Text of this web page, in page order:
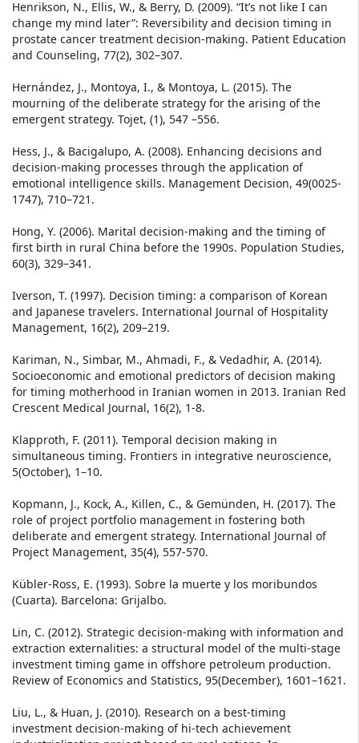
Henrikson, N., Ellis, W., & Berry, D. (2009). “It’s not like I can
change my mind later”: Reversibility and decision timing in
prostate cancer treatment decision-making. Patient Education
and Counseling, 77(2), 302–307.
Hernández, J., Montoya, I., & Montoya, L. (2015). The
mourning of the deliberate strategy for the arising of the
emergent strategy. Tojet, (1), 547 –556.
Hess, J., & Bacigalupo, A. (2008). Enhancing decisions and
decision-making processes through the application of
emotional intelligence skills. Management Decision, 49(0025-
1747), 710–721.
Hong, Y. (2006). Marital decision-making and the timing of
first birth in rural China before the 1990s. Population Studies,
60(3), 329–341.
Iverson, T. (1997). Decision timing: a comparison of Korean
and Japanese travelers. International Journal of Hospitality
Management, 16(2), 209–219.
Kariman, N., Simbar, M., Ahmadi, F., & Vedadhir, A. (2014).
Socioeconomic and emotional predictors of decision making
for timing motherhood in Iranian women in 2013. Iranian Red
Crescent Medical Journal, 16(2), 1-8.
Klapproth, F. (2011). Temporal decision making in
simultaneous timing. Frontiers in integrative neuroscience,
5(October), 1–10.
Kopmann, J., Kock, A., Killen, C., & Gemünden, H. (2017). The
role of project portfolio management in fostering both
deliberate and emergent strategy. International Journal of
Project Management, 35(4), 557-570.
Kübler-Ross, E. (1993). Sobre la muerte y los moribundos
(Cuarta). Barcelona: Grijalbo.
Lin, C. (2012). Strategic decision-making with information and
extraction externalities: a structural model of the multi-stage
investment timing game in offshore petroleum production.
Review of Economics and Statistics, 95(December), 1601–1621.
Liu, L., & Huan, J. (2010). Research on a best-timing
investment decision-making of hi-tech achievement